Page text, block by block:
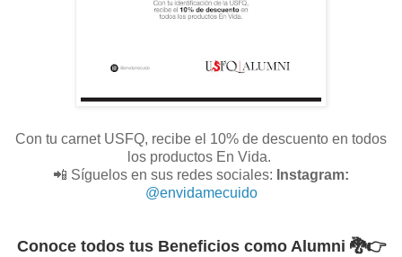
Con tu carnet USFQ, recibe el 10% de descuento en todos
los productos En Vida.
📲 Síguelos en sus redes sociales: Instagram:
@envidamecuido
Conoce todos tus Beneficios como Alumni 🐉👉